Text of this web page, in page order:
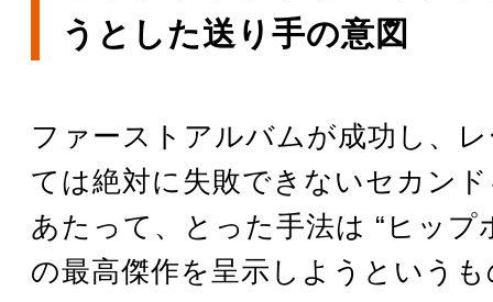
うとした送り手の意図
ファーストアルバムが成功し、
ては絶対に失敗できないセカン
あたって、とった手法は “ヒップ
の最高傑作を呈示しようという